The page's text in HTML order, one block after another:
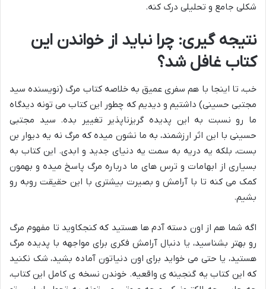
شکلی جامع و تحلیلی درک کنه.
نتیجه گیری: چرا نباید از خواندن این
کتاب غافل شد؟
خب، تا اینجا با هم سفری عمیق بهخلاصه کتاب مرگ (نویسنده سید
مجتبی حسینی) داشتیم و دیدیم که چطور این کتاب می تونه دیدگاه
ما رو نسبت به این پدیده گریزناپذیر تغییر بده. سید مجتبی
حسینی با این اثر ارزشمند، به ما نشون میده که مرگ نه یه دیوار بن
بست، بلکه یه دریه به سمت یه دنیای جدید و ابدی. این کتاب به
بسیاری از ابهامات و ترس های ما درباره مرگ پاسخ میده و بهمون
کمک می کنه تا با آرامش و بصیرت بیشتری با این حقیقت روبه رو
بشیم.
اگه شما هم از اون دسته آدم ها هستید که کنجکاوید تا مفهوم مرگ
رو بهتر بشناسید، یا دنبال آرامش فکری برای مواجهه با پدیده مرگ
هستید، یا حتی می خواید برای اون دنیاتون آماده بشید، شک نکنید
که این کتاب یه گنجینه ی واقعیه. خوندن نسخه ی کامل این کتاب،